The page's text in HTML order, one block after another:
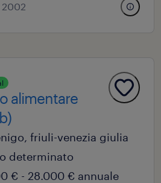
2002
alimentare
friuli-venezia giulia
determinato
€ - 28.000 € annuale